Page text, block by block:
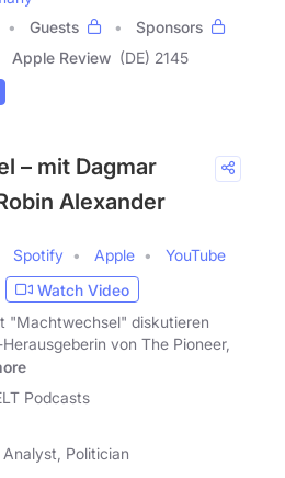
Guests
Sponsors
Apple Review (DE) 2145
– mit Dagmar
Alexander
Spotify Apple
YouTube
Watch Video
"Machtwechsel" diskutieren
von The Pioneer,
Podcasts
Analyst, Politician